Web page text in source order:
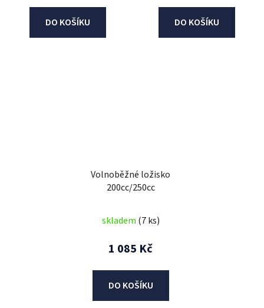
DO KOŠÍKU DO KOŠÍKU
Volnoběžné ložisko
200cc/250cc
skladem (7 ks)
1 085 Kč
DO KOŠÍKU